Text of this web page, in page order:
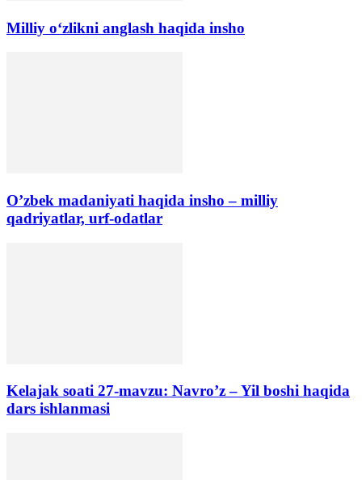
Milliy o‘zlikni anglash haqida insho
O’zbek madaniyati haqida insho – milliy
qadriyatlar, urf-odatlar
Kelajak soati 27-mavzu: Navro’z – Yil boshi haqida
dars ishlanmasi